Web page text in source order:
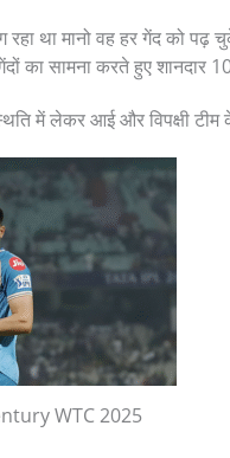
था मानो वह हर गेंद को
का सामना करते हुए शानदार
में लेकर आई और विपक्षी टीम
WTC 2025